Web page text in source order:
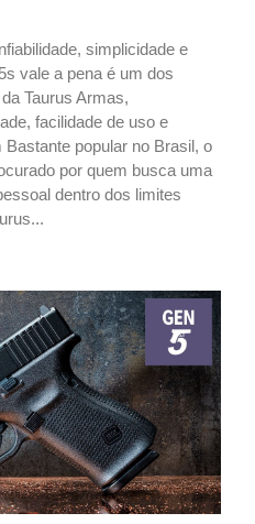
simplicidade e
vale a pena é um dos
Taurus Armas,
facilidade de uso e
popular no Brasil, o
por quem busca uma
dentro dos limites